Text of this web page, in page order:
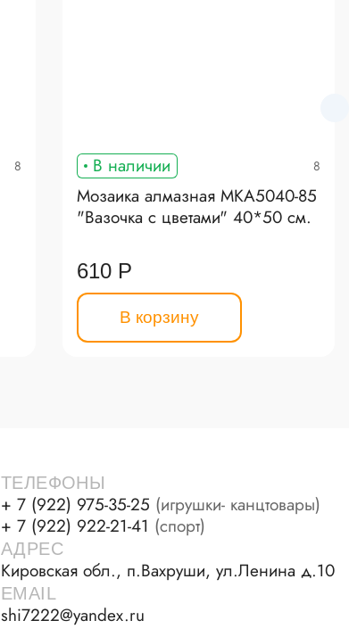
8 В наличии 8
Мозаика алмазная MKA5040-85
"Вазочка с цветами" 40*50 см.
610 Р
В корзину
ТЕЛЕФОНЫ
+ 7 (922) 975-35-25 (игрушки- канцтовары)
+ 7 (922) 922-21-41 (спорт)
АДРЕС
Кировская обл., п.Вахруши, ул.Ленина д.10
EMAIL
shi7222@yandex.ru